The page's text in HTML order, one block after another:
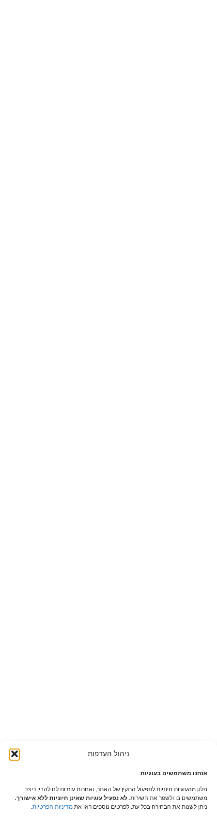
ניהול העדפות
אנחנו משתמשים בעוגיות
חלק מהעוגיות חיוניות לתפעול התקין של האתר, ואחרות עוזרות לנו להבין כיצד
משתמשים בו ולשפר את השירות. לא נפעיל עוגיות שאינן חיוניות ללא אישורך.
ניתן לשנות את הבחירה בכל עת. לפרטים נוספים ראו את מדיניות הפרטיות.